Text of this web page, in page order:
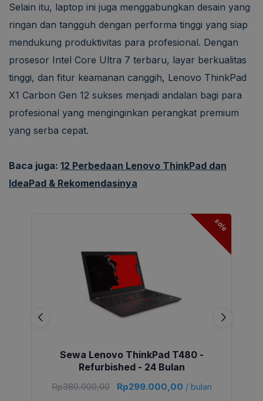
Selain itu, laptop ini juga menggabungkan desain yang
ringan dan tangguh dengan performa tinggi yang siap
mendukung produktivitas para profesional. Dengan
prosesor Intel Core Ultra 7 terbaru, layar berkualitas
tinggi, dan fitur keamanan canggih, Lenovo ThinkPad
X1 Carbon Gen 12 sukses menjadi andalan bagi para
profesional yang menginginkan perangkat premium
yang serba cepat.
Baca juga: 12 Perbedaan Lenovo ThinkPad dan
IdeaPad & Rekomendasinya
sale
Sewa Lenovo ThinkPad T480 -
Refurbished - 24 Bulan
Rp389.000,00 Rp299.000,00 / bulan